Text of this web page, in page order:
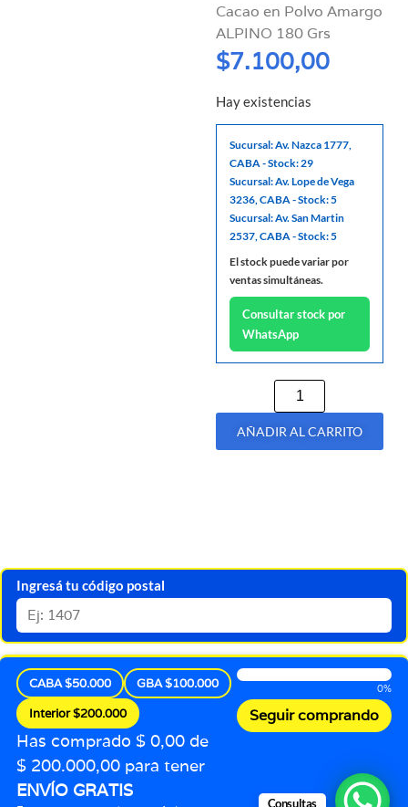
Cacao en Polvo Amargo
ALPINO 180 Grs
$7.100,00
Hay existencias
Sucursal: Av. Nazca 1777,
CABA - Stock: 29
Sucursal: Av. Lope de Vega
3236, CABA - Stock: 5
Sucursal: Av. San Martin
2537, CABA - Stock: 5
El stock puede variar por
ventas simultáneas.
Consultar stock por
WhatsApp
AÑADIR AL CARRITO
Consultas
Ingresá tu código postal
CABA $50.000
GBA $100.000
Interior $200.000
Has comprado $ 0,00 de
$ 200.000,00 para tener
ENVÍO GRATIS
0%
Seguir comprando